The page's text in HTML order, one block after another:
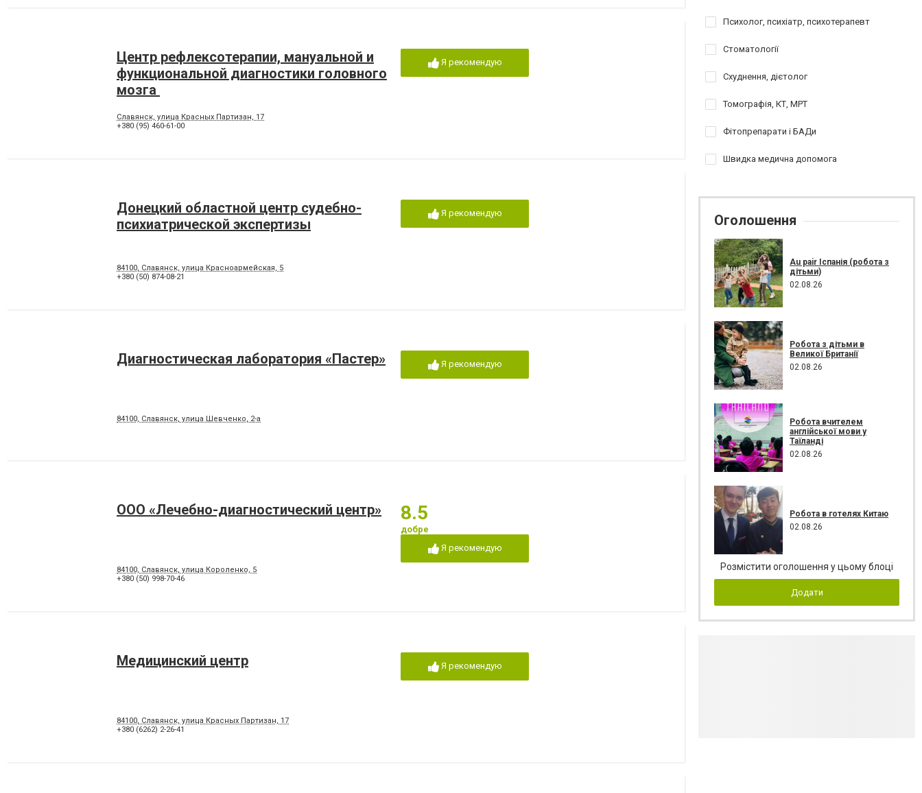
Центр рефлексотерапии, мануальной и
функциональной диагностики головного
мозга
Славянск, улица Красных Партизан, 17
+380 (95) 460-61-00
Я рекомендую
Донецкий областной центр судебно-
психиатрической экспертизы
84100, Славянск, улица Красноармейская, 5
+380 (50) 874-08-21
Я рекомендую
Диагностическая лаборатория «Пастер»
84100, Славянск, улица Шевченко, 2-а
Я рекомендую
ООО «Лечебно-диагностический центр»
84100, Славянск, улица Короленко, 5
+380 (50) 998-70-46
8.5
добре
Я рекомендую
Медицинский центр
84100, Славянск, улица Красных Партизан, 17
+380 (6262) 2-26-41
Я рекомендую
Психолог, психіатр, психотерапевт
Стоматології
Схуднення, дієтолог
Томографія, КТ, МРТ
Фітопрепарати і БАДи
Швидка медична допомога
Оголошення
Au pair Іспанія (робота з
дітьми)
02.08.26
Робота з дітьми в
Великої Британії
02.08.26
Робота вчителем
англійської мови у
Таїланді
02.08.26
Робота в готелях Китаю
02.08.26
Розмістити оголошення у цьому блоці
Додати